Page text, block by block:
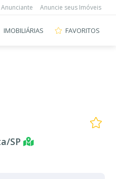
Anuncie seus Imóveis
IMOBILIÁRIAS FAVORITOS
SP